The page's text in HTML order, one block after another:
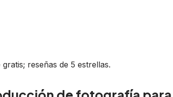
reseñas de 5 estrellas.